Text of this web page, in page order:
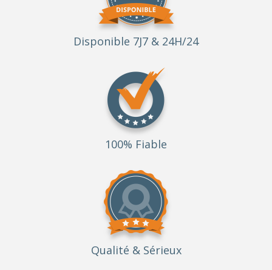
Disponible 7J7 & 24H/24
100% Fiable
Qualité & Sérieux